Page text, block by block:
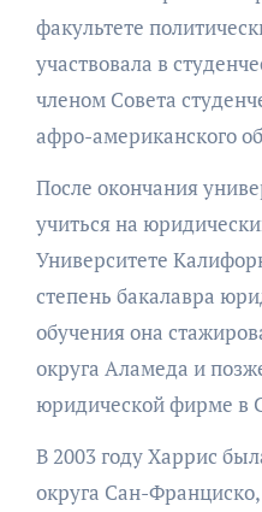
факультете
участвовала в
членом Совета
афро-американского
После окончания
учиться на
Университете
степень бакалавра
обучения она
округа Аламеда и
юридической фирме в
В 2003 году Харрис
округа Сан-